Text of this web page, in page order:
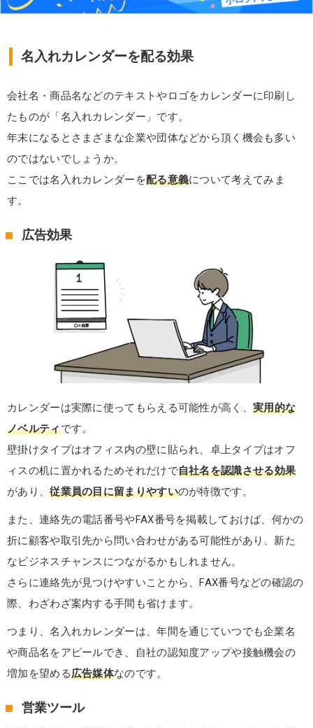
名入れカレンダーを配る効果
会社名・商品名などのテキストやロゴをカレンダーに印刷し
たものが「名入れカレンダー」です。
年末になるとさまざまな企業や団体などから頂く機会も多い
のではないでしょうか。
ここでは名入れカレンダーを配る意義について考えてみま
す。
広告効果
カレンダーは実際に使ってもらえる可能性が高く、 実用的な
ノベルティです。
壁掛けタイプはオフィス内の壁に貼られ、卓上タイプはオフ
ィスの机に置かれるためそれだけで自社名を認識させる効果
があり、従業員の目に留まりやすいのが特徴です。
また、連絡先の電話番号やFAX番号を掲載しておけば、何かの
折に顧客や取引先から問い合わせがある可能性があり、新た
なビジネスチャンスにつながるかもしれません。
さらに連絡先が見つけやすいことから、FAX番号などの確認の
際、わざわざ案内する手間も省けます。
つまり、名入れカレンダーは、年間を通じていつでも企業名
や商品名をアピールでき、自社の認知度アップや接触機会の
増加を望める広告媒体なのです。
営業ツール